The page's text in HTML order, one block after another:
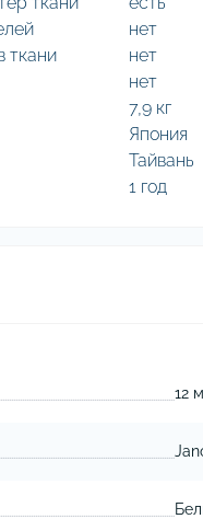
нет
ткани
нет
нет
7,9 кг
Япония
Тайвань
1 год
12